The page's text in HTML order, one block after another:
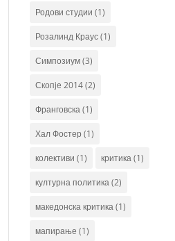
Родови студии (1)
Розалинд Краус(1)
Симпозиум(3)
Скопје 2014(2)
Франговска(1)
Хал Фостер (1)
колективи (1) критика(1)
културна политика(2)
македонска критика(1)
мапирање (1)